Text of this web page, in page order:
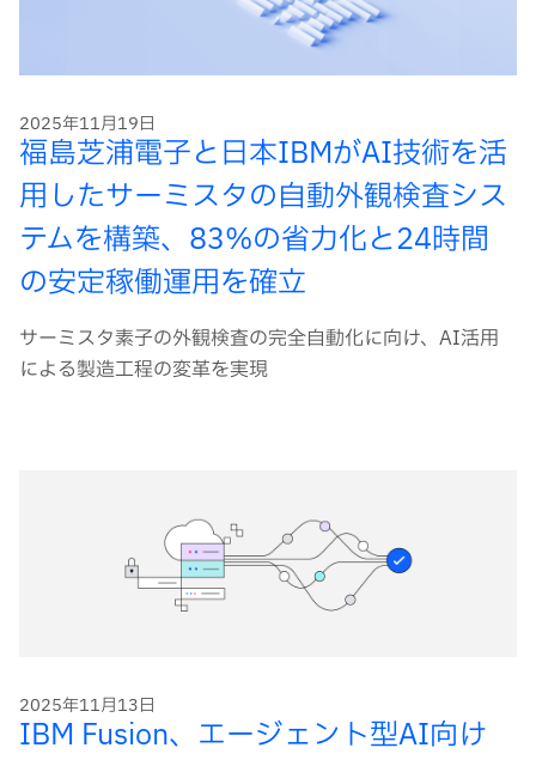
2025年11月19日
福島芝浦電子と日本IBMがAI技術を活
用したサーミスタの自動外観検査シス
テムを構築、83%の省力化と24時間
の安定稼働運用を確立
サーミスタ素子の外観検査の完全自動化に向け、AI活用
による製造工程の変革を実現
2025年11月13日
IBM Fusion、エージェント型AI向け